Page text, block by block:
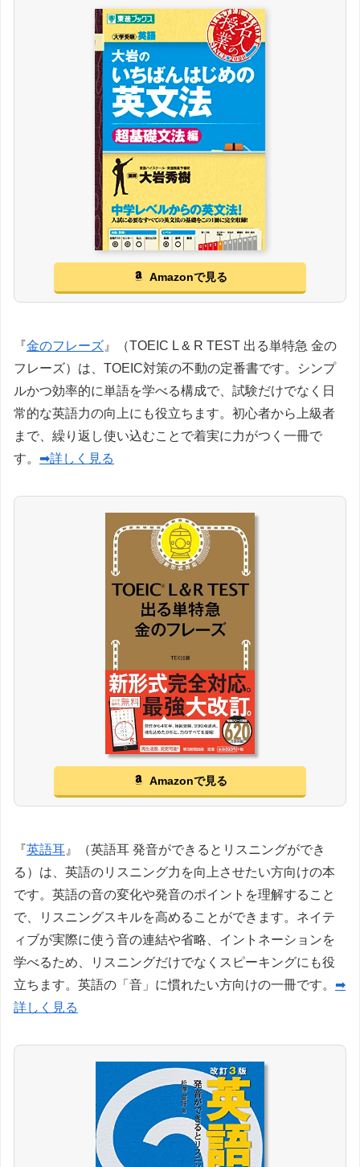
Amazonで見る
『金のフレーズ』（TOEIC L & R TEST 出る単特急 金の
フレーズ）は、TOEIC対策の不動の定番書です。シンプ
ルかつ効率的に単語を学べる構成で、試験だけでなく日
常的な英語力の向上にも役立ちます。初心者から上級者
まで、繰り返し使い込むことで着実に力がつく一冊で
す。 ➡詳しく見る
Amazonで見る
『英語耳』（英語耳 発音ができるとリスニングができ
る）は、英語のリスニング力を向上させたい方向けの本
です。英語の音の変化や発音のポイントを理解すること
で、リスニングスキルを高めることができます。ネイテ
ィブが実際に使う音の連結や省略、イントネーションを
学べるため、リスニングだけでなくスピーキングにも役
立ちます。英語の「音」に慣れたい方向けの一冊です。 ➡
詳しく見る